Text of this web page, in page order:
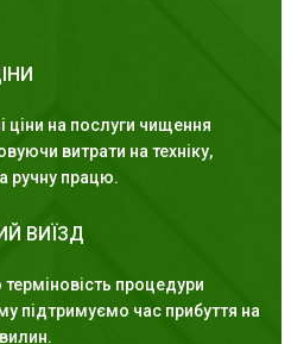
ціни на послуги чищення
витрати на техніку,
ручну працю.
ВИЇЗД
процедури
підтримуємо час прибуття на